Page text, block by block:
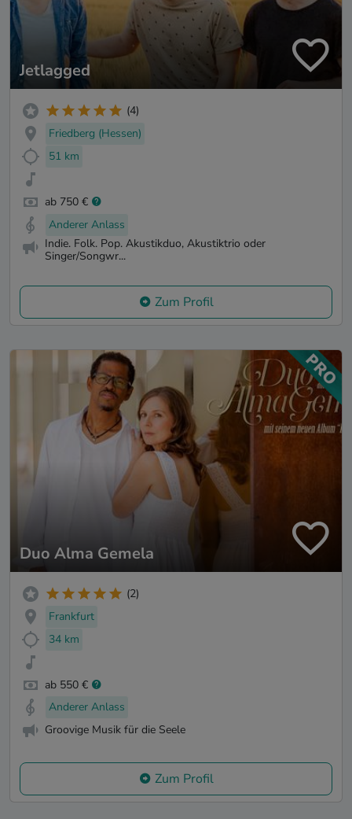
Jetlagged
(4)
Friedberg (Hessen)
51 km
ab 750 €
Anderer Anlass
Indie. Folk. Pop. Akustikduo, Akustiktrio oder
Singer/Songwr...
Zum Profil
Duo Alma Gemela
(2)
Frankfurt
34 km
ab 550 €
Anderer Anlass
Groovige Musik für die Seele
Zum Profil